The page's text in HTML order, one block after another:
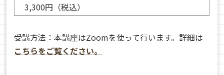
3,300円（税込）
受講方法：本講座はZoomを使って行います。詳細は
こちらをご覧ください。